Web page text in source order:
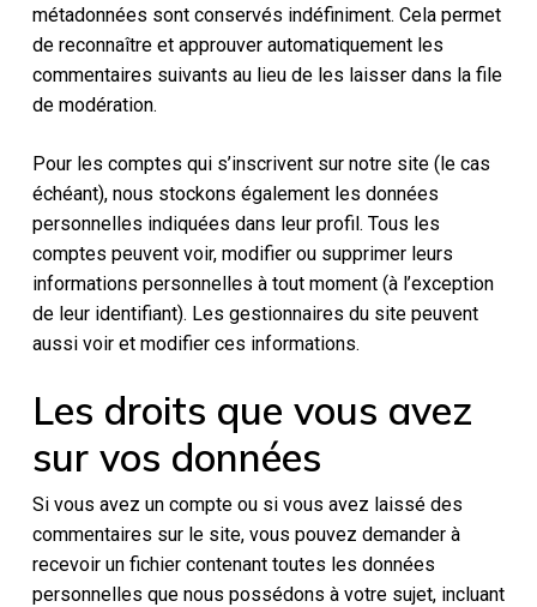
métadonnées sont conservés indéfiniment. Cela permet
de reconnaître et approuver automatiquement les
commentaires suivants au lieu de les laisser dans la file
de modération.
Pour les comptes qui s’inscrivent sur notre site (le cas
échéant), nous stockons également les données
personnelles indiquées dans leur profil. Tous les
comptes peuvent voir, modifier ou supprimer leurs
informations personnelles à tout moment (à l’exception
de leur identifiant). Les gestionnaires du site peuvent
aussi voir et modifier ces informations.
Les droits que vous avez
sur vos données
Si vous avez un compte ou si vous avez laissé des
commentaires sur le site, vous pouvez demander à
recevoir un fichier contenant toutes les données
personnelles que nous possédons à votre sujet, incluant